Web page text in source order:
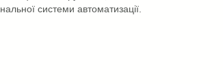
системи автоматизації.